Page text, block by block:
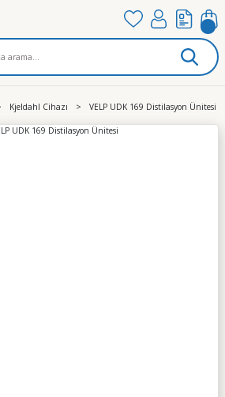
Kjeldahl Cihazı VELP UDK 169 Distilasyon Ünitesi